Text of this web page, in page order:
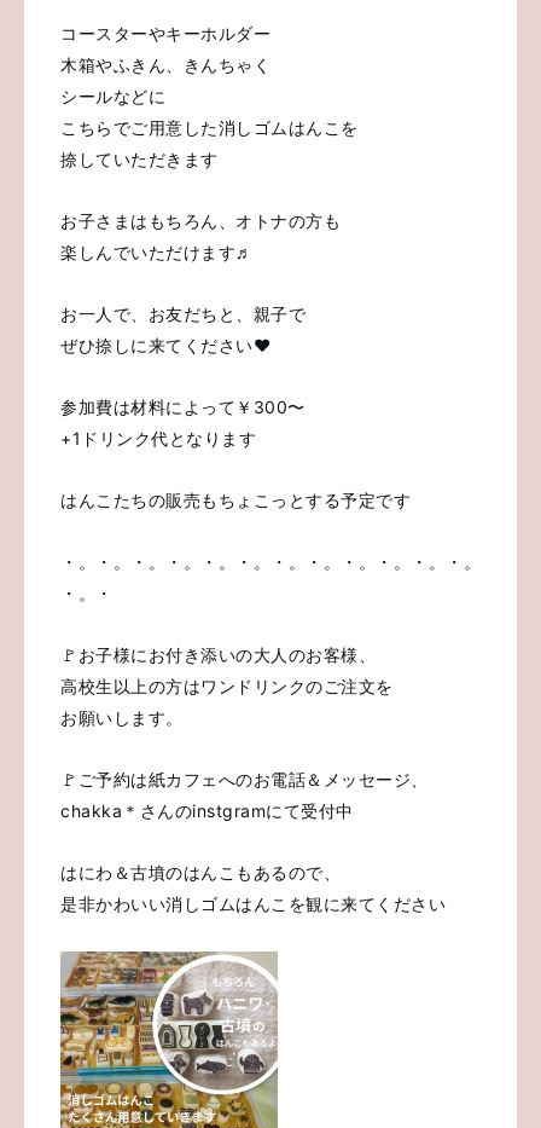
コースターやキーホルダー
木箱やふきん、きんちゃく
シールなどに
こちらでご用意した消しゴムはんこを
捺していただきます
お子さまはもちろん、オトナの方も
楽しんでいただけます♬
お一人で、お友だちと、親子で
ぜひ捺しに来てください❤
参加費は材料によって￥300〜
+1ドリンク代となります
はんこたちの販売もちょこっとする予定です
・。・。・。・。・。・。・。・。・。・。・。・。
・。・
🚩お子様にお付き添いの大人のお客様、
高校生以上の方はワンドリンクのご注文を
お願いします。
🚩ご予約は紙カフェへのお電話＆メッセージ、
chakka＊さんのinstgramにて受付中
はにわ＆古墳のはんこもあるので、
是非かわいい消しゴムはんこを観に来てください